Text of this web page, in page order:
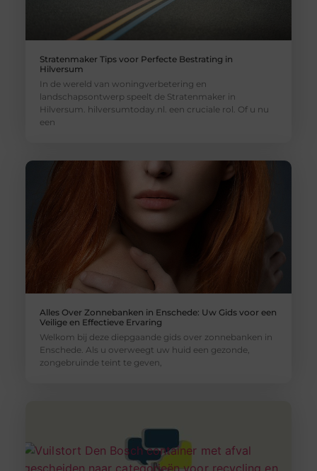
Stratenmaker Tips voor Perfecte Bestrating in
Hilversum
In de wereld van woningverbetering en
landschapsontwerp speelt de Stratenmaker in
Hilversum. hilversumtoday.nl. een cruciale rol. Of u nu
een
Alles Over Zonnebanken in Enschede: Uw Gids voor een
Veilige en Effectieve Ervaring
Welkom bij deze diepgaande gids over zonnebanken in
Enschede. Als u overweegt uw huid een gezonde,
zongebruinde teint te geven,